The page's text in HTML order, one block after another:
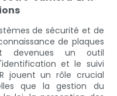
de sécurité et de
de plaques
devenues un outil
et le suivi
jouent un rôle crucial
que la gestion du